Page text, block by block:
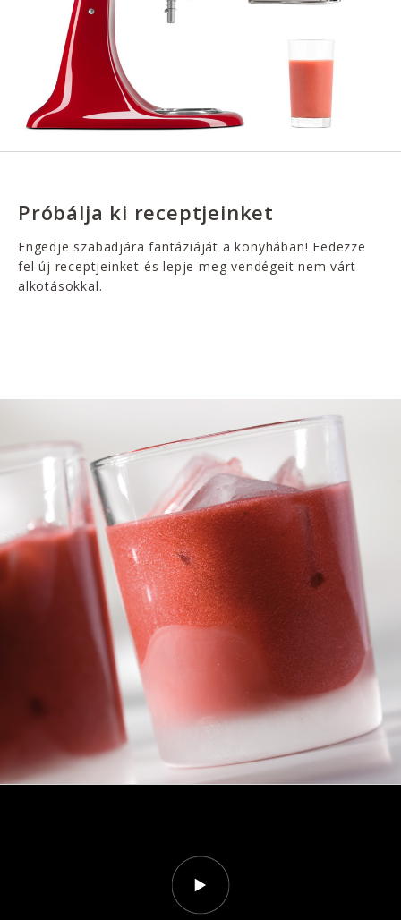
Próbálja ki receptjeinket
Engedje szabadjára fantáziáját a konyhában! Fedezze
fel új receptjeinket és lepje meg vendégeit nem várt
alkotásokkal.